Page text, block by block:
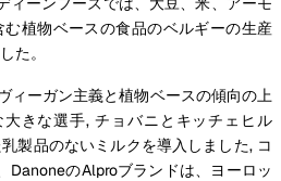
植物ベースの食品のベルギーの生産
た。
ィーガン主義と植物ベースの傾向の上
きな選手, チョバニとキッチェヒル
製品のないミルクを導入しました, コ
DanoneのAlproブランドは、ヨーロッ